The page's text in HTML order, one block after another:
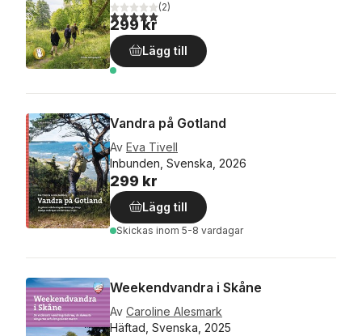
5,0utav 5 stjärnor. Totalt antal röster:
(2)
299 kr
Lägg till
Vandra på Gotland
Av Eva Tivell
Inbunden, Svenska, 2026
299 kr
Lägg till
Skickas inom 5-8 vardagar
Weekendvandra i Skåne
Av Caroline Alesmark
Häftad, Svenska, 2025